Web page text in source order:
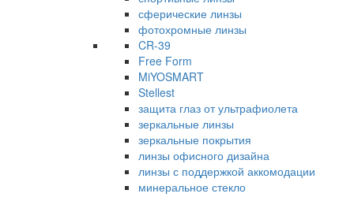
сферические линзы
фотохромные линзы
CR-39
Free Form
MiYOSMART
Stellest
защита глаз от ультрафиолета
зеркальные линзы
зеркальные покрытия
линзы офисного дизайна
линзы с поддержкой аккомодации
минеральное стекло